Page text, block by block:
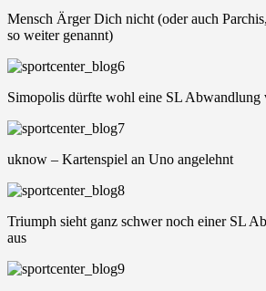
Mensch Ärger Dich nicht (oder auch
so weiter genannt)
Simopolis dürfte wohl eine SL
uknow – Kartenspiel an Uno angelehnt
Triumph sieht ganz schwer noch einer SL
aus